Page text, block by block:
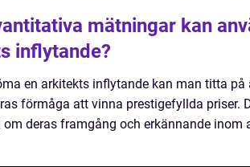
mätningar kan
inflytande?
en arkitekts inflytande kan man titta på
förmåga att vinna prestigefyllda priser.
deras framgång och erkännande inom